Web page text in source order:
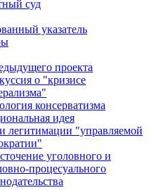
суд
указатель
проекта
о "кризисе
консерватизма
идея
легитимации "управляемой
уголовного и
процесуального